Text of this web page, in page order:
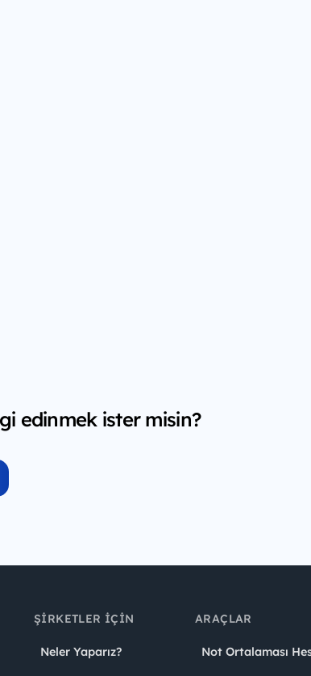
edinmek ister misin?
ŞIRKETLER İÇIN
Neler Yaparız?
ARAÇLAR
Not Ortalaması